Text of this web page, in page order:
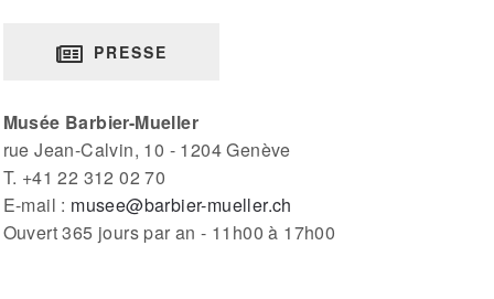
PRESSE
Musée Barbier-Mueller
rue Jean-Calvin, 10 - 1204 Genève
T. +41 22 312 02 70
E-mail : musee@barbier-mueller.ch
Ouvert 365 jours par an - 11h00 à 17h00